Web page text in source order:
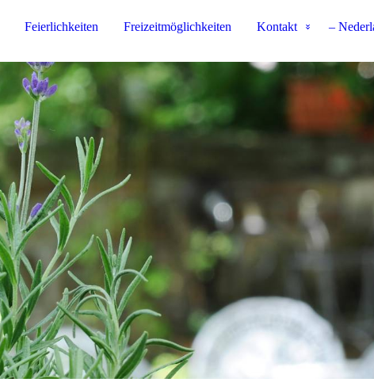
Feierlichkeiten Freizeitmöglichkeiten Kontakt –